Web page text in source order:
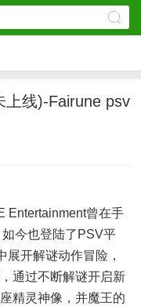
上线)-Fairune psv
Entertainment曾在手
今也登陆了PSV平
开解谜动作冒险，
通过不断解谜开启新
精灵神像，并魔王的